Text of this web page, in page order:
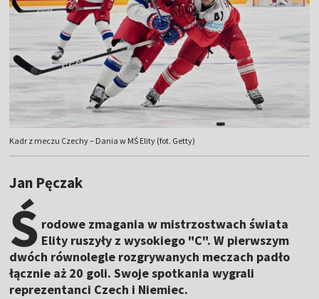
Kadr z meczu Czechy – Dania w MŚ Elity (fot. Getty)
Jan Pęczak
Ś rodowe zmagania w mistrzostwach świata
Elity ruszyły z wysokiego "C". W pierwszym
dwóch równolegle rozgrywanych meczach padło
łącznie aż 20 goli. Swoje spotkania wygrali
reprezentanci Czech i Niemiec.